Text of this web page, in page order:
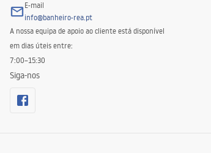
E-mail
info@banheiro-rea.pt
A nossa equipa de apoio ao cliente está disponível
em dias úteis entre:
7:00–15:30
Siga-nos